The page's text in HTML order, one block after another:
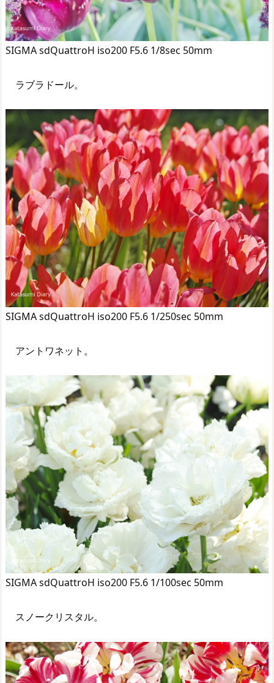
SIGMA sdQuattroH iso200 F5.6 1/8sec 50mm
ラブラドール。
SIGMA sdQuattroH iso200 F5.6 1/250sec 50mm
アントワネット。
SIGMA sdQuattroH iso200 F5.6 1/100sec 50mm
スノークリスタル。